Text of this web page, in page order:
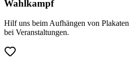
Wahlkampf
Hilf uns beim Aufhängen von
bei Veranstaltungen.